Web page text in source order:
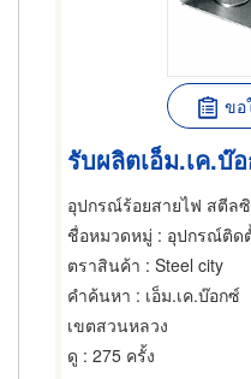
ขอ
รับผลิตเอ็ม.เค.บ๊
อุปกรณ์ร้อยสายไฟ สตีล
ชื่อหมวดหมู่ : อุปกรณ์ติด
ตราสินค้า : Steel city
คำค้นหา : เอ็ม.เค.บ๊อกซ์
เขตสวนหลวง
ดู : 275 ครั้ง